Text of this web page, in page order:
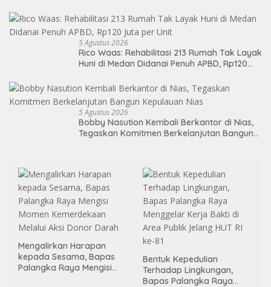
5 Agustus 2026
Rico Waas: Rehabilitasi 213 Rumah Tak Layak
Huni di Medan Didanai Penuh APBD, Rp120
5 Agustus 2026
Bobby Nasution Kembali Berkantor di Nias,
Tegaskan Komitmen Berkelanjutan Bangun
Mengalirkan Harapan
kepada Sesama, Bapas
Palangka Raya Mengisi
Bentuk Kepedulian
Terhadap Lingkungan,
Bapas Palangka Raya